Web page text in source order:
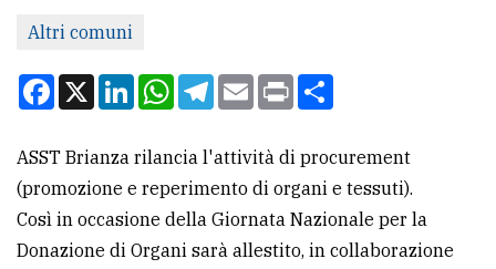
redazione
Scrivici
la
tua
pubblicità
Altri comuni
Facebook
X LinkedInWhatsApp
Telegram
EmailPrint
ASST Brianza rilancia l'attività di procurement
(promozione e reperimento di organi e tessuti).
Così in occasione della Giornata Nazionale per la
Donazione di Organi sarà allestito, in collaborazione